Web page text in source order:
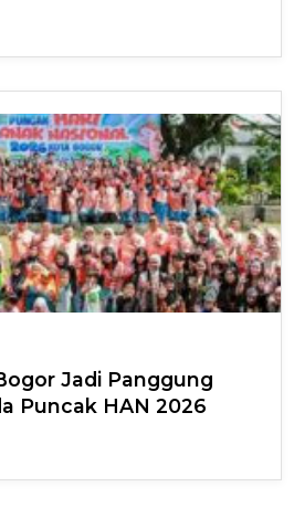
Jadi Panggung
Puncak HAN 2026